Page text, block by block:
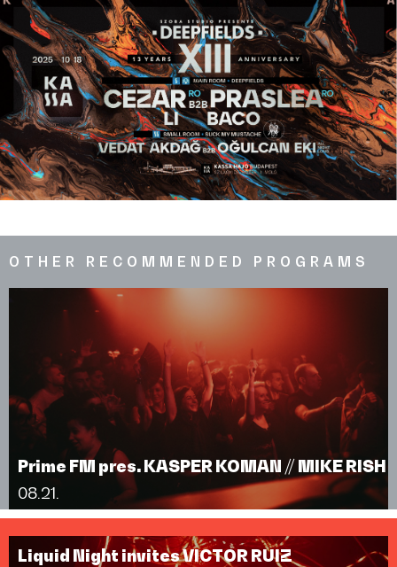
OTHER RECOMMENDED PROGRAMS
Prime FM pres. KASPER KOMAN // MIKE RISH
08.21.
Liquid Night invites VICTOR RUIZ